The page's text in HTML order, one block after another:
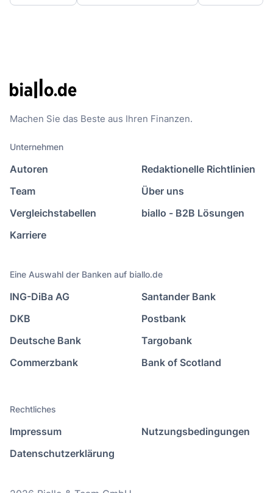
Machen Sie das Beste aus Ihren Finanzen.
Unternehmen
Autoren
Team
Vergleichstabellen
Karriere
Redaktionelle Richtlinien
Über uns
biallo - B2B Lösungen
Eine Auswahl der Banken auf biallo.de
ING-DiBa AG
DKB
Deutsche Bank
Commerzbank
Santander Bank
Postbank
Targobank
Bank of Scotland
Rechtliches
Impressum
Datenschutzerklärung
Nutzungsbedingungen